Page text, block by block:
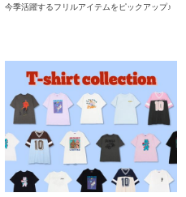
今季活躍するフリルアイテムをピックアップ♪